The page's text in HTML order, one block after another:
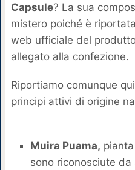
Capsule? La sua
mistero poiché è
web ufficiale del
allegato alla confezione.
Riportiamo comunque
principi attivi di origine
Muira Puama,
sono riconosciute